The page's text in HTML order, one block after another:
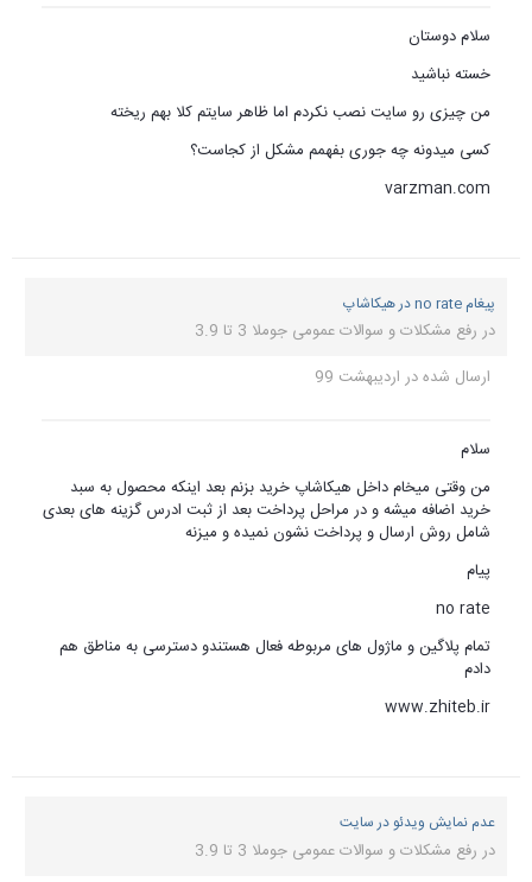
سلام دوستان
خسته نباشید
من چیزی رو سایت نصب نکردم اما ظاهر سایتم کلا بهم ریخته
کسی میدونه چه جوری بفهمم مشکل از کجاست؟
varzman.com
پیغام no rate در هیکاشاپ
در رفع مشکلات و سوالات عمومی جوملا 3 تا 3.9
ارسال شده در اردیبهشت 99
سلام
من وقتی میخام داخل هیکاشاپ خرید بزنم بعد اینکه محصول به سبد
خرید اضافه میشه و در مراحل پرداخت بعد از ثبت ادرس گزینه های بعدی
شامل روش ارسال و پرداخت نشون نمیده و میزنه
پیام
no rate
تمام پلاگین و ماژول های مربوطه فعال هستندو دسترسی به مناطق هم
دادم
www.zhiteb.ir
عدم نمایش ویدئو در سایت
در رفع مشکلات و سوالات عمومی جوملا 3 تا 3.9